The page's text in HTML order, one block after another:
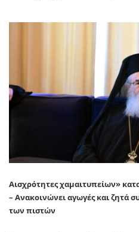
Αισχρότητες χαμαιτυπείων»
– Ανακοινώνει αγωγές και ζητά
των πιστών